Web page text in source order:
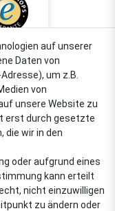
gut
auf unserer
Daten von
um z.B.
von
unsere Website zu
erst durch gesetzte
die wir in den
oder aufgrund eines
kann erteilt
nicht einzuwilligen
zu ändern oder